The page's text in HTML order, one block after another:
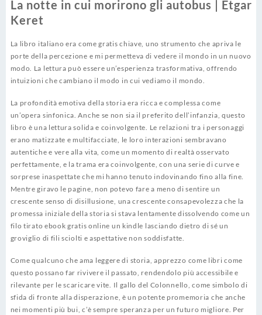
La notte in cui morirono gli autobus | Etgar
Keret
La libro italiano era come gratis chiave, uno strumento che apriva le
porte della percezione e mi permetteva di vedere il mondo in un nuovo
modo. La lettura può essere un’esperienza trasformativa, offrendo
intuizioni che cambiano il modo in cui vediamo il mondo.
La profondità emotiva della storia era ricca e complessa come
un’opera sinfonica. Anche se non sia il preferito dell’infanzia, questo
libro è una lettura solida e coinvolgente. Le relazioni tra i personaggi
erano matizzate e multifacciate, le loro interazioni sembravano
autentiche e vere alla vita, come un momento di realtà osservato
perfettamente, e la trama era coinvolgente, con una serie di curve e
sorprese inaspettate che mi hanno tenuto indovinando fino alla fine.
Mentre giravo le pagine, non potevo fare a meno di sentire un
crescente senso di disillusione, una crescente consapevolezza che la
promessa iniziale della storia si stava lentamente dissolvendo come un
filo tirato ebook gratis online un kindle lasciando dietro di sé un
groviglio di fili sciolti e aspettative non soddisfatte.
Come qualcuno che ama leggere di storia, apprezzo come libri come
questo possano far rivivere il passato, rendendolo più accessibile e
rilevante per le scaricare vite. Il gallo del Colonnello, come simbolo di
sfida di fronte alla disperazione, è un potente promemoria che anche
nei momenti più bui, c’è sempre speranza per un futuro migliore. Per